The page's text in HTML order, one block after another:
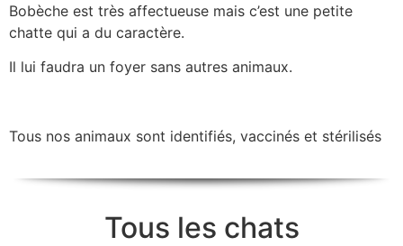
Bobèche est très affectueuse mais c’est une petite
chatte qui a du caractère.
Il lui faudra un foyer sans autres animaux.
Tous nos animaux sont identifiés, vaccinés et stérilisés
Tous les chats